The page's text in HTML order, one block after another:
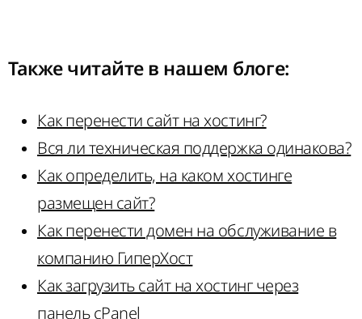
Также читайте в нашем блоге:
Как перенести сайт на хостинг?
Вся ли техническая поддержка одинакова?
Как определить, на каком хостинге
размещен сайт?
Как перенести домен на обслуживание в
компанию ГиперХост
Как загрузить сайт на хостинг через
панель cPanel